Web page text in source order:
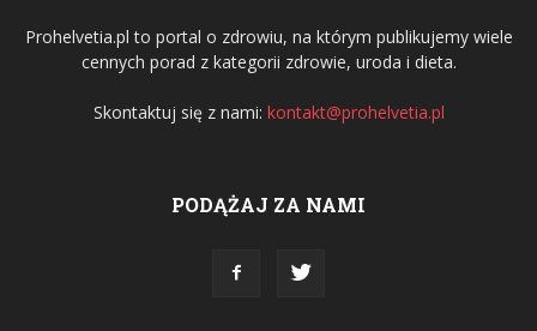
Prohelvetia.pl to portal o zdrowiu, na którym publikujemy wiele
cennych porad z kategorii zdrowie, uroda i dieta.
Skontaktuj się z nami: kontakt@prohelvetia.pl
PODĄŻAJ ZA NAMI